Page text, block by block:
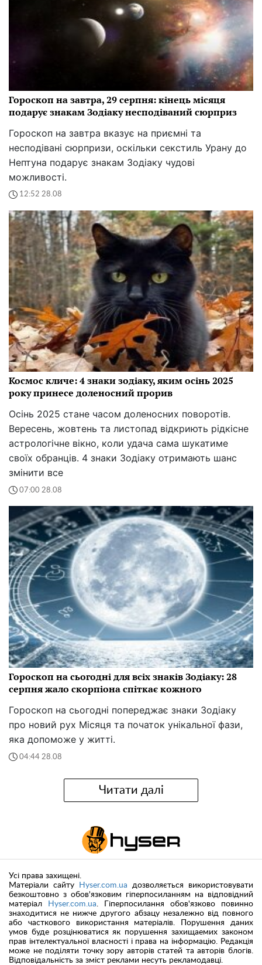
Гороскоп на завтра, 29 серпня: кінець місяця
подарує знакам Зодіаку несподіваний сюрприз
Гороскоп на завтра вказує на приємні та
несподівані сюрпризи, оскільки секстиль Урану до
Нептуна подарує знакам Зодіаку чудові
можливості.
12:52 28.08
Космос кличе: 4 знаки зодіаку, яким осінь 2025
року принесе доленосний прорив
Осінь 2025 стане часом доленосних поворотів.
Вересень, жовтень та листопад відкриють рідкісне
астрологічне вікно, коли удача сама шукатиме
своїх обранців. 4 знаки Зодіаку отримають шанс
змінити все
07:00 28.08
Гороскоп на сьогодні для всіх знаків Зодіаку: 28
серпня жало скорпіона спіткає кожного
Гороскоп на сьогодні попереджає знаки Зодіаку
про новий рух Місяця та початок унікальної фази,
яка допоможе у житті.
04:44 28.08
Читати далі
Усі права захищені.
Матеріали сайту
Hyser.com.ua дозволяється використовувати
безкоштовно з обов'язковим гіперпосиланням на відповідний
матеріал
Hyser.com.ua. Гіперпосилання обов'язково повинно
знаходитися не нижче другого абзацу незалежно від повного
або часткового використання матеріалів. Порушення даних
умов буде розцінюватися як порушення захищаемих законом
прав інтелектуальної власності і права на інформацію. Редакція
може не поділяти точку зору авторів статей та авторів блогів.
Відповідальність за зміст реклами несуть рекламодавці.